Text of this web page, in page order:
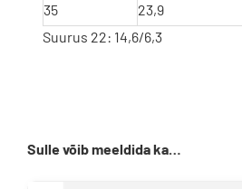
35
23,9
Suurus 22: 14,6/6,3
Sulle võib meeldida ka…